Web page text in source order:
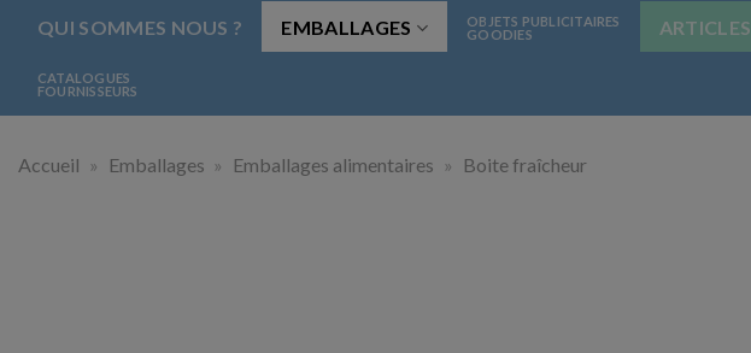
QUI SOMMES NOUS ? EMBALLAGES
OBJETS PUBLICITAIRES
GOODIES
CATALOGUES
FOURNISSEURS
Accueil » Emballages » Emballages alimentaires » Boite fraîcheur